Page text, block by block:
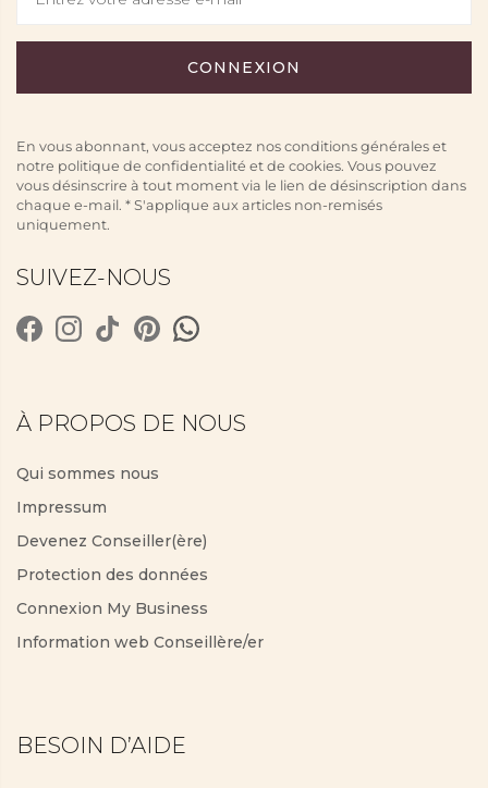
En vous abonnant, vous acceptez nos conditions générales et
notre politique de confidentialité et de cookies. Vous pouvez
vous désinscrire à tout moment via le lien de désinscription dans
chaque e-mail. * S'applique aux articles non-remisés
uniquement.
SUIVEZ-NOUS
À PROPOS DE NOUS
Qui sommes nous
Impressum
Devenez Conseiller(ère)
Protection des données
Connexion My Business
Information web Conseillère/er
BESOIN D’AIDE